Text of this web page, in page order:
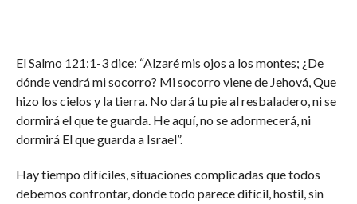
El Salmo 121:1-3 dice: “Alzaré mis ojos a los montes; ¿De
dónde vendrá mi socorro? Mi socorro viene de Jehová, Que
hizo los cielos y la tierra. No dará tu pie al resbaladero, ni se
dormirá el que te guarda. He aquí, no se adormecerá, ni
dormirá El que guarda a Israel”.
Hay tiempo difíciles, situaciones complicadas que todos
debemos confrontar, donde todo parece difícil, hostil, sin